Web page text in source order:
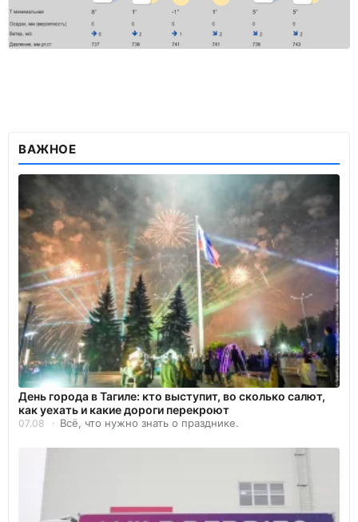
ВАЖНОЕ
День города в Тагиле: кто выступит, во сколько салют,
как уехать и какие дороги перекроют
07.08 Всё, что нужно знать о празднике.